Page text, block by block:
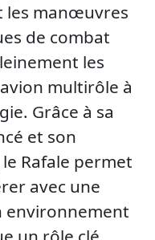
les manœuvres
de combat
les
multirôle à
Grâce à sa
et son
Rafale permet
avec une
environnement